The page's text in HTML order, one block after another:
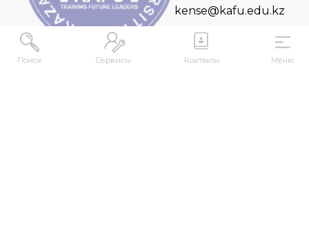
Поиск Сервисы Контакты Меню
kense@kafu.edu.kz